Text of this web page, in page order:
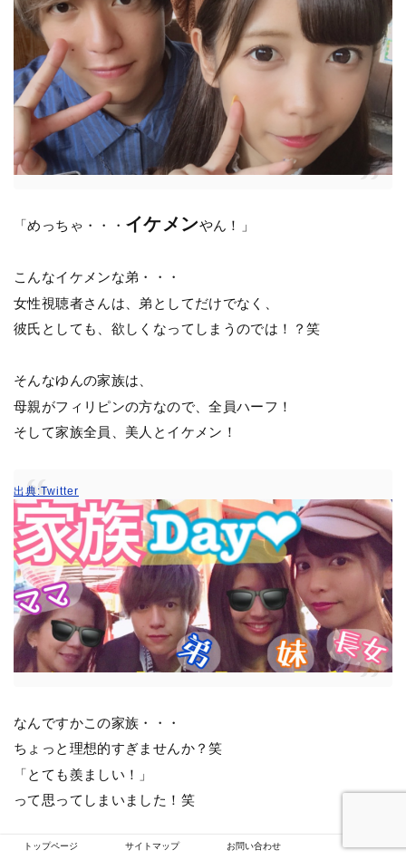
「めっちゃ・・・ イケメンやん！」
こんなイケメンな弟・・・
女性視聴者さんは、弟としてだけでなく、
彼氏としても、欲しくなってしまうのでは！？笑
そんなゆんの家族は、
母親がフィリピンの方なので、全員ハーフ！
そして家族全員、美人とイケメン！
出典:Twitter
なんですかこの家族・・・
ちょっと理想的すぎませんか？笑
「とても羨ましい！」
って思ってしまいました！笑
さてここからは、
トップページ サイトマップ お問い合わせ